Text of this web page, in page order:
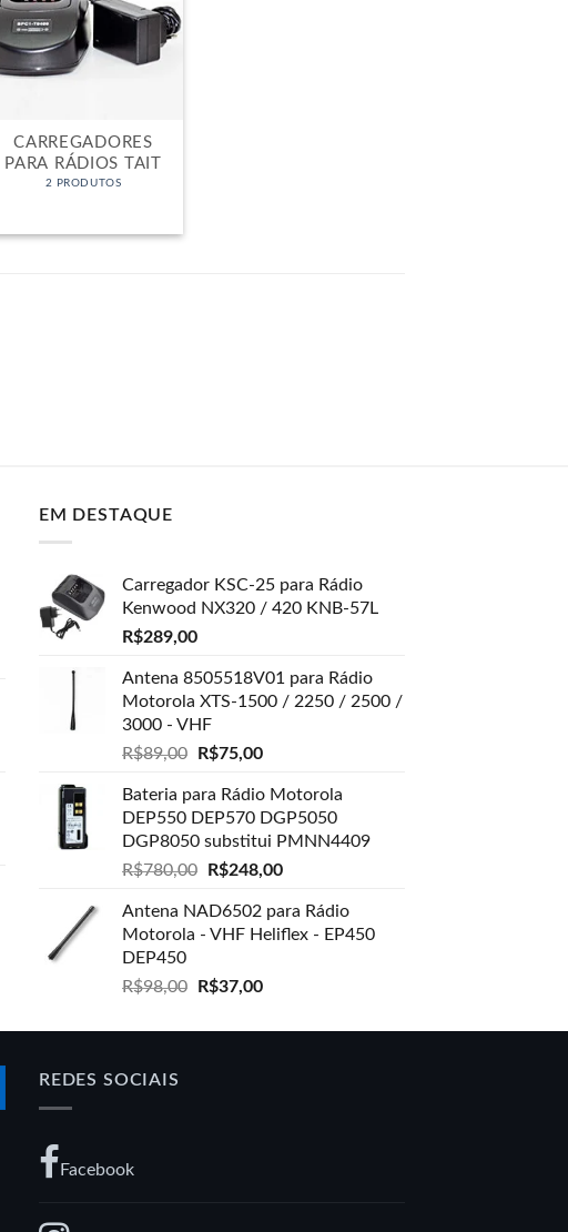
CARREGADORES
PARA RÁDIOS TAIT
2 PRODUTOS
EM DESTAQUE
Carregador KSC-25 para Rádio
Kenwood NX320 / 420 KNB-57L
R$289,00
Antena 8505518V01 para Rádio
Motorola XTS-1500 / 2250 / 2500 /
3000 - VHF
R$89,00
O
original
era:
R$89,00.
R$75,00O
atual
é:
R$75,00.
Bateria para Rádio Motorola
DEP550 DEP570 DGP5050
DGP8050 substitui PMNN4409
R$780,00
O
original
era:
R$248,00O
atual
é:
Antena NAD6502 para Rádio
Motorola - VHF Heliflex - EP450
DEP450
R$98,00
O
original
R$37,00O
atual
REDES SOCIAIS
Facebook